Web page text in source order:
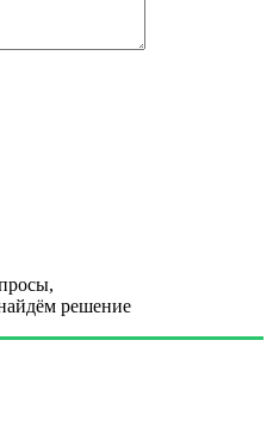
решение